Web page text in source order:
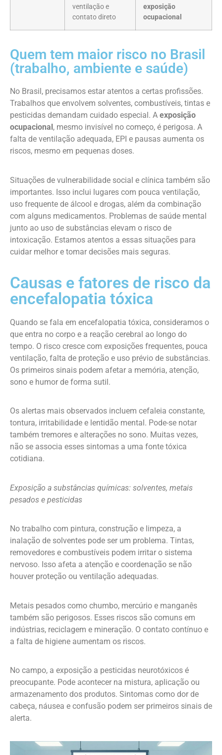
ventilação e
contato direto
exposição
ocupacional
Quem tem maior risco no Brasil
(trabalho, ambiente e saúde)
No Brasil, precisamos estar atentos a certas profissões.
Trabalhos que envolvem solventes, combustíveis, tintas e
pesticidas demandam cuidado especial. A exposição
ocupacional , mesmo invisível no começo, é perigosa. A
falta de ventilação adequada, EPI e pausas aumenta os
riscos, mesmo em pequenas doses.
Situações de vulnerabilidade social e clínica também são
importantes. Isso inclui lugares com pouca ventilação,
uso frequente de álcool e drogas, além da combinação
com alguns medicamentos. Problemas de saúde mental
junto ao uso de substâncias elevam o risco de
intoxicação. Estamos atentos a essas situações para
cuidar melhor e tomar decisões mais seguras.
Causas e fatores de risco da
encefalopatia tóxica
Quando se fala em encefalopatia tóxica, consideramos o
que entra no corpo e a reação cerebral ao longo do
tempo. O risco cresce com exposições frequentes, pouca
ventilação, falta de proteção e uso prévio de substâncias.
Os primeiros sinais podem afetar a memória, atenção,
sono e humor de forma sutil.
Os alertas mais observados incluem cefaleia constante,
tontura, irritabilidade e lentidão mental. Pode-se notar
também tremores e alterações no sono. Muitas vezes,
não se associa esses sintomas a uma fonte tóxica
cotidiana.
Exposição a substâncias químicas: solventes, metais
pesados e pesticidas
No trabalho com pintura, construção e limpeza, a
inalação de solventes pode ser um problema. Tintas,
removedores e combustíveis podem irritar o sistema
nervoso. Isso afeta a atenção e coordenação se não
houver proteção ou ventilação adequadas.
Metais pesados como chumbo, mercúrio e manganês
também são perigosos. Esses riscos são comuns em
indústrias, reciclagem e mineração. O contato contínuo e
a falta de higiene aumentam os riscos.
No campo, a exposição a pesticidas neurotóxicos é
preocupante. Pode acontecer na mistura, aplicação ou
armazenamento dos produtos. Sintomas como dor de
cabeça, náusea e confusão podem ser primeiros sinais de
alerta.